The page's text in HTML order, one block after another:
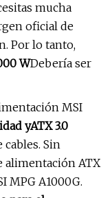
mucha
oficial de
Por lo tanto,
WDebería ser
MSI
yATX 3.0
Sin
alimentación ATX
MPG A1000G.